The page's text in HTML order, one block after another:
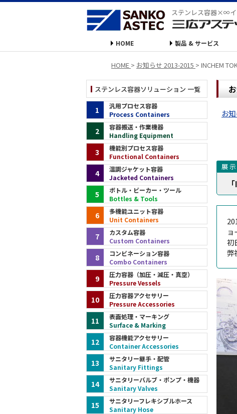
ステンレス容器×∞イ
HOME 製品 & サービス
HOME > お知らせ 2013-2015 > INCHEM
お
展
ョ
初
弊
ステンレス容器ソリューション 一覧
汎用プロセス容器
Process Containers
1
容器搬送・作業機器
Handling Equipment
2
機能別プロセス容器
Functional Containers
3
温調ジャケット容器
Jacketed Containers
4
ボトル・ビーカー・ツール
Bottles & Tools
5
多機能ユニット容器
Unit Containers
6
カスタム容器
Custom Containers
7
コンビネーション容器
Combo Containers
8
圧力容器（加圧・減圧・真空）
Pressure Vessels
9
圧力容器アクセサリー
Pressure Accessories
10
表面処理・マーキング
Surface & Marking
11
容器機能アクセサリー
Container Accessories
12
サニタリー継手・配管
Sanitary Fittings
13
サニタリーバルブ・ポンプ・機器
Sanitary Valves
14
サニタリーフレキシブルホース
Sanitary Hose
15